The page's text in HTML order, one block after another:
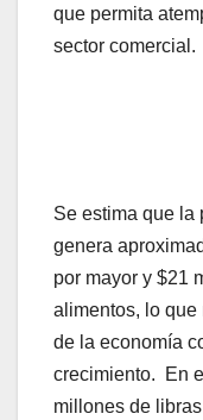
que permita
sector comercial.
Se estima que la
genera
por mayor y $21
alimentos, lo que
de la economía
crecimiento. En
millones de